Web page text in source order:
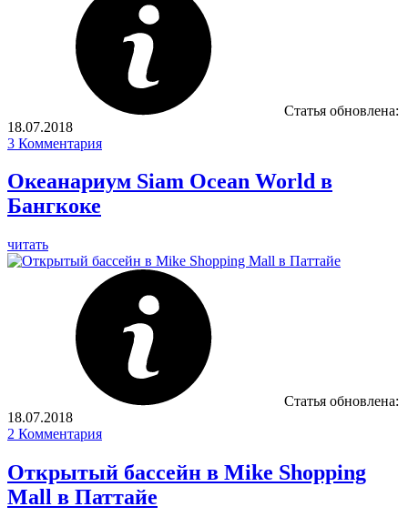
Статья обновлена:
18.07.2018
3 Комментария
Океанариум Siam Ocean World в
Бангкоке
читать
Статья обновлена:
18.07.2018
2 Комментария
Открытый бассейн в Mike Shopping
Mall в Паттайе